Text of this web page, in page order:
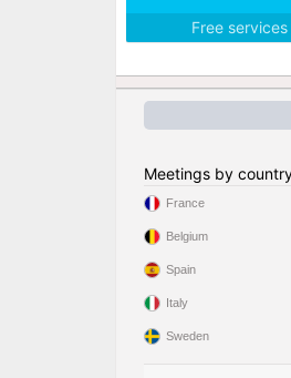
Free services
Meetings by
France
Belgium
Spain
Italy
Sweden